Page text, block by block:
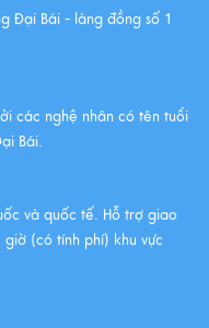
sự đồng Đại Bái
Đại Bái - làng đồng số 1
các nghệ nhân có tên tuổi
Bái.
và quốc tế. Hỗ trợ giao
(có tính phí) khu vực